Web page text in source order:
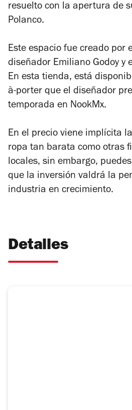
resuelto con la apertura de
Polanco.
Este espacio fue creado por
diseñador Emiliano Godoy y
En esta tienda, está
à-porter que el diseñador
temporada en NookMx.
En el precio viene implícita
ropa tan barata como otras
locales, sin embargo,
que la inversión valdrá la
industria en crecimiento.
Detalles